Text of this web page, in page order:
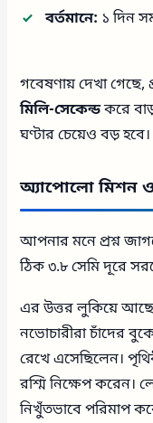
বর্তমানে: ১ দিন
গবেষণায় দেখা গেছে,
মিলি-সেকেন্ডকরে
ঘণ্টার চেয়েও বড় হবে।
অ্যাপোলো মিশন ও
আপনার মনে প্রশ্ন
ঠিক ৩.৮ সেমি দূরে
এর উত্তর লুকিয়ে
নভোচারীরা চাঁদের
রেখে এসেছিলেন।
রশ্মি নিক্ষেপ করেন।
নিখুঁতভাবে পরিমাপ